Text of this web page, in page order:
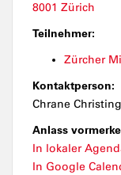
8001 Zürich
Teilnehmer:
Zürcher
Kontaktperson:
Chrane
Anlass
In lokaler
In Google